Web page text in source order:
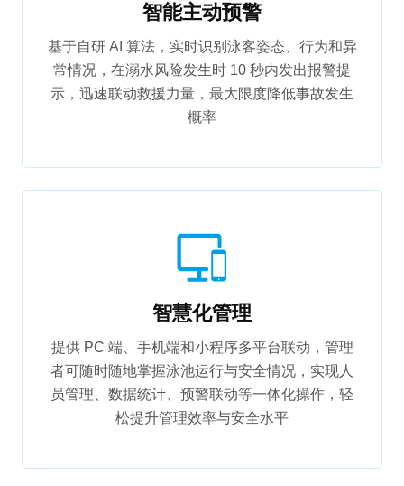
智能主动预警
基于自研 AI 算法，实时识别泳客姿态、行为和异
常情况，在溺水风险发生时 10 秒内发出报警提
示，迅速联动救援力量，最大限度降低事故发生
概率
智慧化管理
提供 PC 端、手机端和小程序多平台联动，管理
者可随时随地掌握泳池运行与安全情况，实现人
员管理、数据统计、预警联动等一体化操作，轻
松提升管理效率与安全水平